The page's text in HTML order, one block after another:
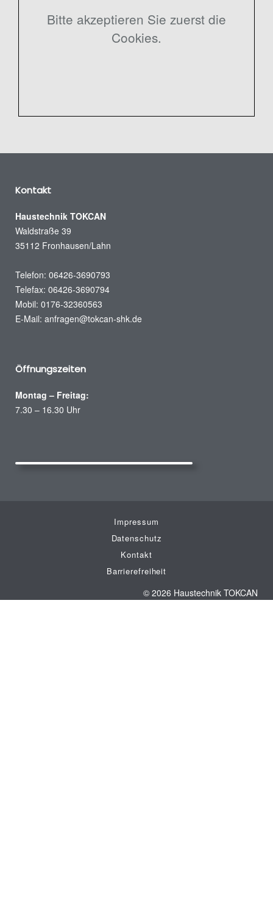
Bitte akzeptieren Sie zuerst die
Cookies.
Kontakt
Haustechnik TOKCAN
Waldstraße 39
35112 Fronhausen/Lahn
Telefon: 06426-3690793
Telefax: 06426-3690794
Mobil: 0176-32360563
E-Mail: anfragen@tokcan-shk.de
Öffnungszeiten
Montag – Freitag:
7.30 – 16.30 Uhr
Impressum
Datenschutz
Kontakt
Barrierefreiheit
© 2026 Haustechnik TOKCAN